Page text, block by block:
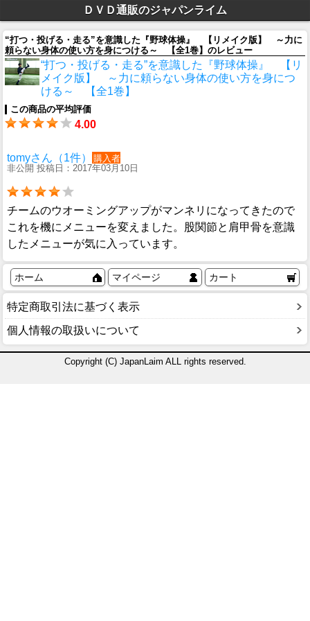
ＤＶＤ通販のジャパンライム
“打つ・投げる・走る”を意識した『野球体操』 【リメイク版】 ～力に
頼らない身体の使い方を身につける～ 【全1巻】のレビュー
“打つ・投げる・走る”を意識した『野球体操』 【リ
メイク版】 ～力に頼らない身体の使い方を身につ
ける～ 【全1巻】
この商品の平均評価
4.00
tomyさん（1件）
購入者
非公開 投稿日：2017年03月10日
チームのウオーミングアップがマンネリになってきたので
これを機にメニューを変えました。股関節と肩甲骨を意識
したメニューが気に入っています。
ホーム マイページ カート
特定商取引法に基づく表示
個人情報の取扱いについて
Copyright (C) JapanLaim ALL rights reserved.